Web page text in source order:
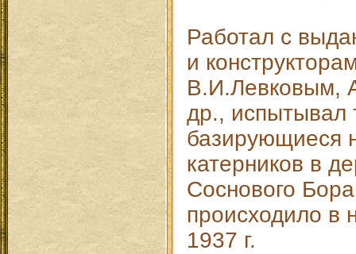
Работал с
и
В.И.Левковым,
др., испытывал
базирующиеся
катерников в
Соснового
происходило в
1937 г.